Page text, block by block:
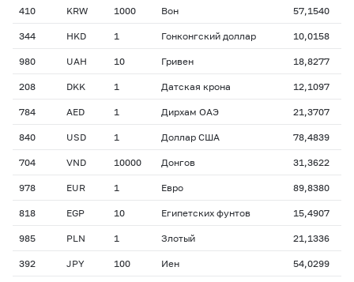
410 KRW 1000 Вон 57,1540
344 HKD 1 Гонконгский доллар 10,0158
980 UAH 10 Гривен 18,8277
208 DKK 1 Датская крона 12,1097
784 AED 1 Дирхам ОАЭ 21,3707
840 USD 1 Доллар США 78,4839
704 VND 10000 Донгов 31,3622
978 EUR 1 Евро 89,8380
818 EGP 10 Египетских фунтов 15,4907
985 PLN 1 Злотый 21,1336
392 JPY 100 Иен 54,0299